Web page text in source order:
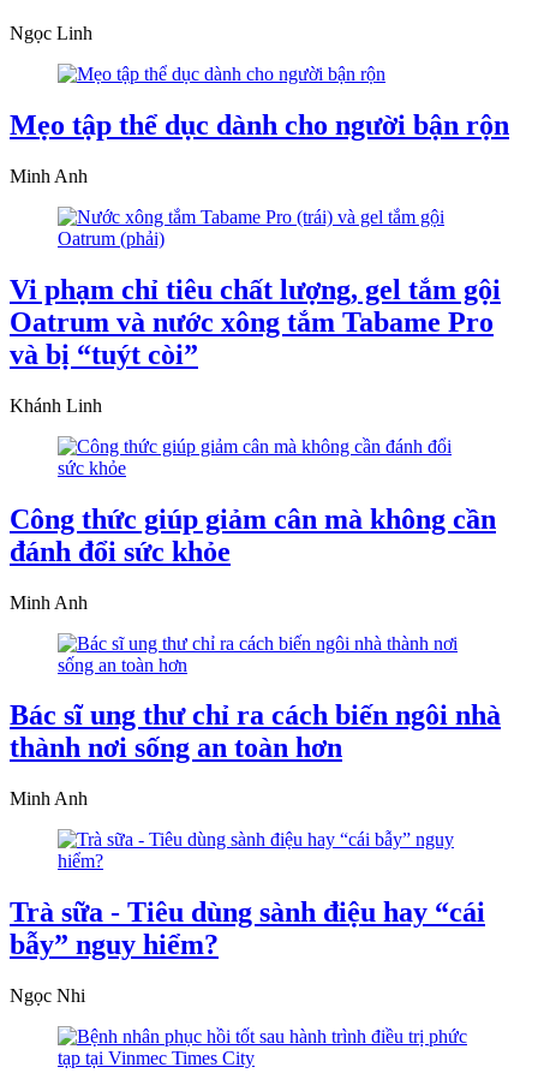
Ngọc Linh
Mẹo tập thể dục dành cho người bận rộn
Minh Anh
Vi phạm chỉ tiêu chất lượng, gel tắm gội
Oatrum và nước xông tắm Tabame Pro
và bị “tuýt còi”
Khánh Linh
Công thức giúp giảm cân mà không cần
đánh đổi sức khỏe
Minh Anh
Bác sĩ ung thư chỉ ra cách biến ngôi nhà
thành nơi sống an toàn hơn
Minh Anh
Trà sữa - Tiêu dùng sành điệu hay “cái
bẫy” nguy hiểm?
Ngọc Nhi